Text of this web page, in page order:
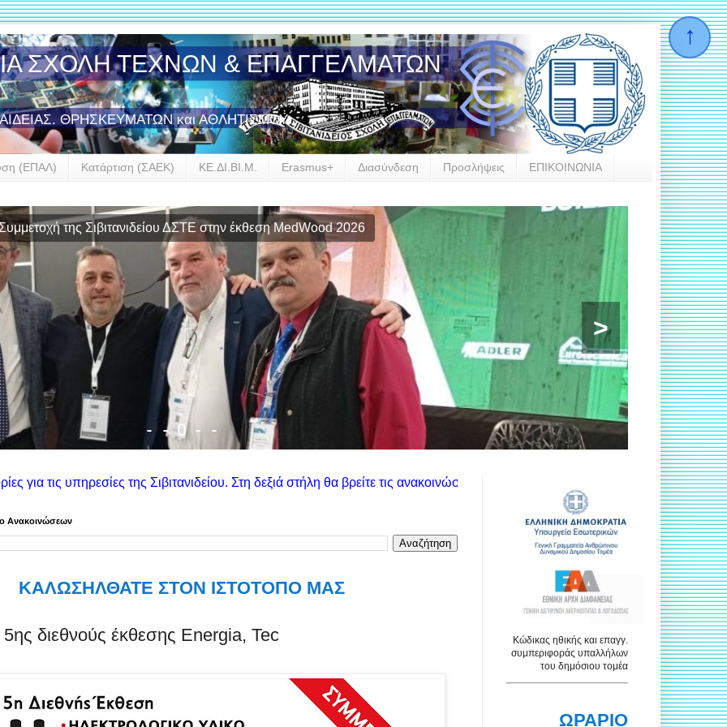
ΣΧΟΛΗ ΤΕΧΝΩΝ & ΕΠΑΓΓΕΛΜΑΤΩΝ
ΘΡΗΣΚΕΥΜΑΤΩΝ και ΑΘΛΗΤΙΣΜΟΥ
(ΕΠΑΛ) Κατάρτιση (ΣΑΕΚ) ΚΕ.ΔΙ.ΒΙ.Μ. Erasmus+ Διασύνδεση Προσλήψεις ΕΠΙΚΟΙΝΩΝΙΑ
συνεργασίας της Σιβιτανιδείου Σχολής με την GROHE Hellas
>
- - - O -
της Σιβιτανιδείου. Στη δεξιά στήλη θα βρείτε τις ανακοινώσεις των αντίστοιχων υπηρεσιών. Χρησιμοποιήστε το
Ανακοινώσεων
ΚΑΛΩΣΗΛΘΑΤΕ ΣΤΟΝ ΙΣΤΟΤΟΠΟ ΜΑΣ
διεθνούς έκθεσης Energia, Tec
Κώδικας ηθικής και επαγγ.
συμπεριφοράς υπαλλήλων
του δημόσιου τομέα
ΩΡΑΡΙΟ